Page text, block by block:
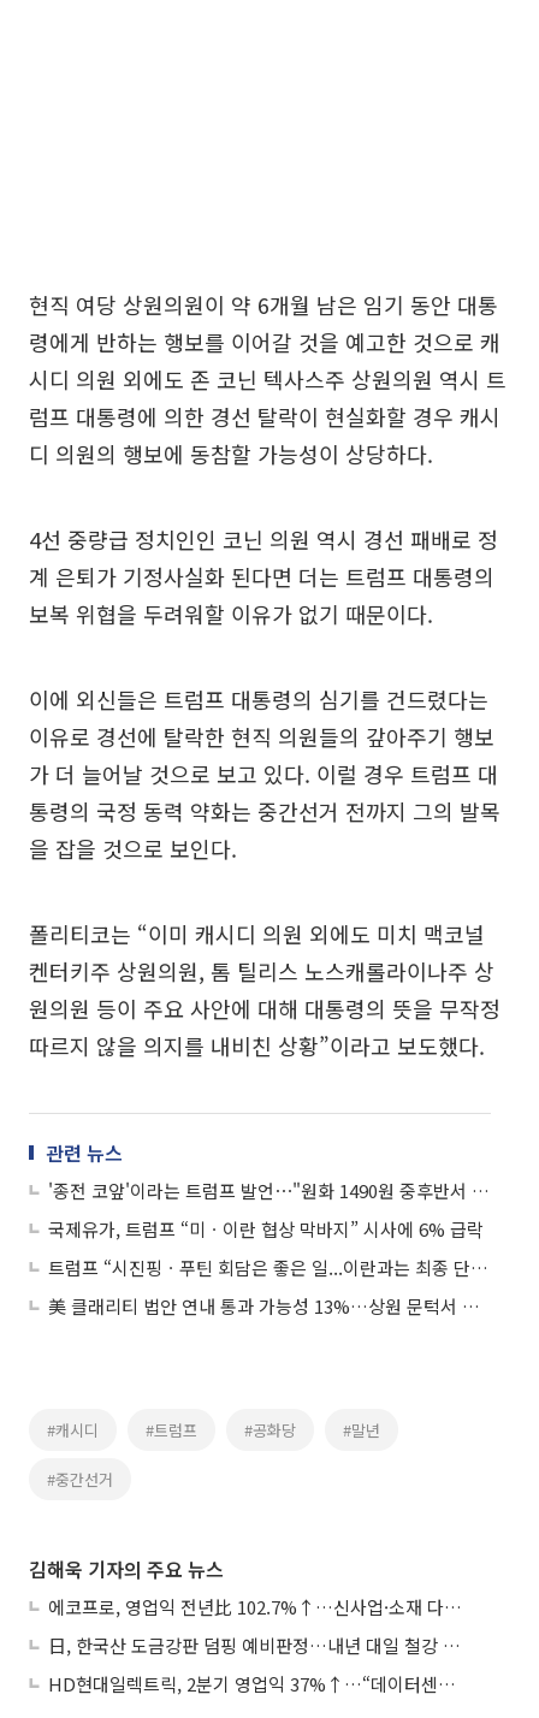
현직 여당 상원의원이 약 6개월 남은 임기 동안 대통
령에게 반하는 행보를 이어갈 것을 예고한 것으로 캐
시디 의원 외에도 존 코닌 텍사스주 상원의원 역시 트
럼프 대통령에 의한 경선 탈락이 현실화할 경우 캐시
디 의원의 행보에 동참할 가능성이 상당하다.
4선 중량급 정치인인 코닌 의원 역시 경선 패배로 정
계 은퇴가 기정사실화 된다면 더는 트럼프 대통령의
보복 위협을 두려워할 이유가 없기 때문이다.
이에 외신들은 트럼프 대통령의 심기를 건드렸다는
이유로 경선에 탈락한 현직 의원들의 갚아주기 행보
가 더 늘어날 것으로 보고 있다. 이럴 경우 트럼프 대
통령의 국정 동력 약화는 중간선거 전까지 그의 발목
을 잡을 것으로 보인다.
폴리티코는 “이미 캐시디 의원 외에도 미치 맥코널
켄터키주 상원의원, 톰 틸리스 노스캐롤라이나주 상
원의원 등이 주요 사안에 대해 대통령의 뜻을 무작정
따르지 않을 의지를 내비친 상황”이라고 보도했다.
관련 뉴스
'종전 코앞'이라는 트럼프 발언⋯"원화 1490원 중후반서 등락"
국제유가, 트럼프 “미ㆍ이란 협상 막바지” 시사에 6% 급락
트럼프 “시진핑ㆍ푸틴 회담은 좋은 일...이란과는 최종 단계”
美 클래리티 법안 연내 통과 가능성 13%…상원 문턱서 제동
#캐시디 #트럼프 #공화당 #말년
#중간선거
김해욱 기자의 주요 뉴스
에코프로, 영업익 전년比 102.7%↑…신사업·소재 다각화 박차
日, 한국산 도금강판 덤핑 예비판정…내년 대일 철강 수출 ‘빨간불’
HD현대일렉트릭, 2분기 영업익 37%↑…“데이터센터 사업, 새로운 성장 축”